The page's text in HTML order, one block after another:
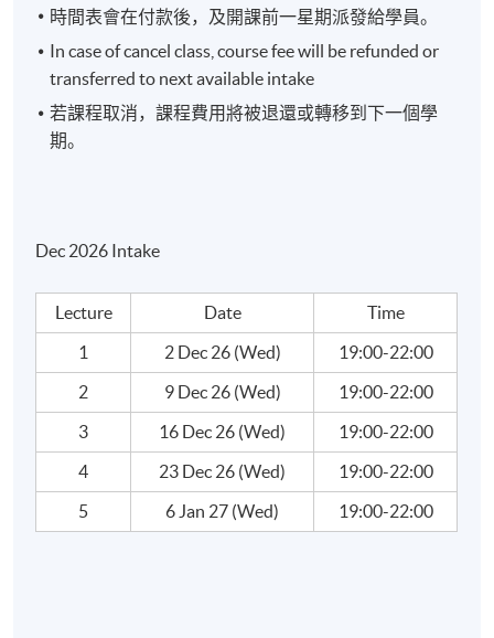
（CFA）及金融風險管理師（FRM）專業資格。
報名代碼
日期 / 時間
逢周三，7:00pm - 10:00pm
修業期
5 講
每講3小時
時間表會在付款後，及開課前一星期派發給學員。
In case of cancel class, course fee will be refunded or
transferred to next available intake
若課程取消，課程費用將被退還或轉移到下一個學
期。
Dec 2026 Intake
Lecture Date
Time
1
2 Dec 26 (Wed)
19:00-22:00
2
9 Dec 26 (Wed)
19:00-22:00
3
16 Dec 26 (Wed)
19:00-22:00
4
23 Dec 26 (Wed)
19:00-22:00
5
6 Jan 27 (Wed) 19:00-22:00